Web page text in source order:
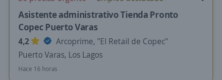
Asistente administrativo Tienda Pronto
Copec Puerto Varas
4,2
Arcoprime, "El Retail de Copec"
Puerto Varas, Los Lagos
Hace 16 horas